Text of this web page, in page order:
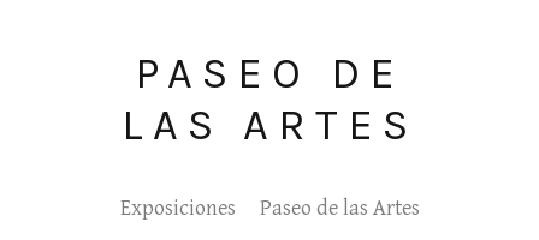
PASEO DE
LAS ARTES
Exposiciones
Paseo de las Artes